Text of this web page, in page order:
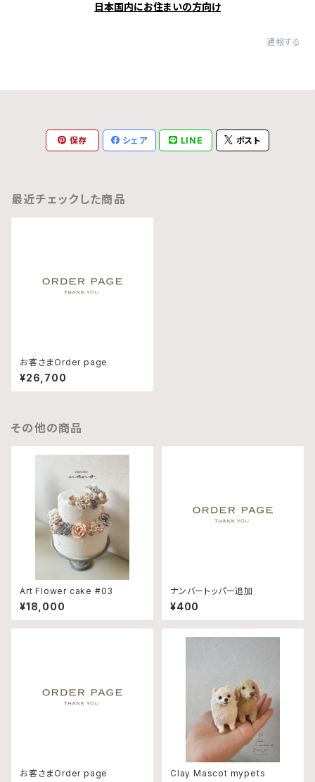
日本国内にお住まいの方向け
通報する
保存 シェア LINE ポスト
最近チェックした商品
お客さまOrder page
¥26,700
その他の商品
Art Flower cake #03
¥18,000
ナンバートッパー追加
¥400
お客さまOrder page Clay Mascot mypets